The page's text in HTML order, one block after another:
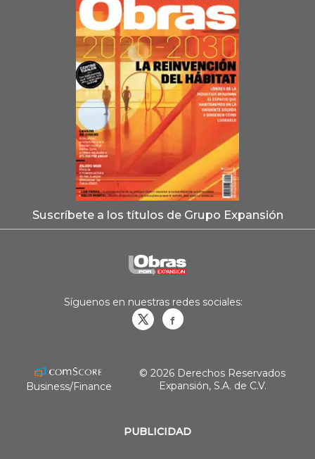
Suscríbete a los títulos de Grupo Expansión
PUBLICIDAD
Síguenos en nuestras redes sociales:
Business/Finance
© 2026 Derechos Reservados
Expansión, S.A. de C.V.